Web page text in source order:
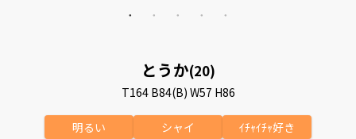
とうか(20)
T164 B84(B) W57 H86
明るい シャイ ｲﾁｬｲﾁｬ好き